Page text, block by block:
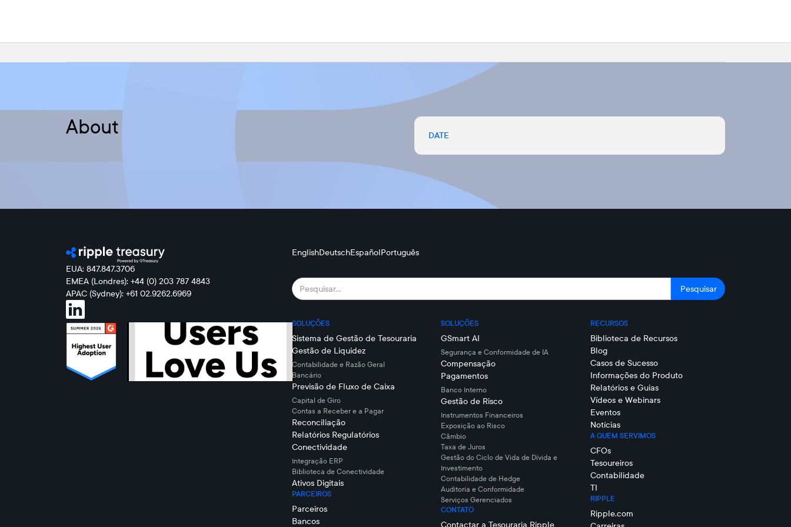
About DATE
EUA: 847.847.3706
EMEA (Londres): +44 (0) 203 787 4843
APAC (Sydney): +61 02.9262.6969
EnglishDeutschEspañolPortuguês
SOLUÇÕES
Sistema de Gestão de Tesouraria
Gestão de Liquidez
Contabilidade e Razão Geral
Bancário
Previsão de Fluxo de Caixa
Capital de Giro
Contas a Receber e a Pagar
Reconciliação
Relatórios Regulatórios
Conectividade
Integração ERP
Biblioteca de Conectividade
Ativos Digitais
PARCEIROS
Parceiros
Bancos
SOLUÇÕES
GSmart AI
Segurança e Conformidade de IA
Compensação
Pagamentos
Banco Interno
Gestão de Risco
Instrumentos Financeiros
Exposição ao Risco
Câmbio
Taxa de Juros
Gestão do Ciclo de Vida de Dívida e
Investimento
Contabilidade de Hedge
Auditoria e Conformidade
Serviços Gerenciados
CONTATO
Contactar a Tesouraria Ripple
RECURSOS
Biblioteca de Recursos
Blog
Casos de Sucesso
Informações do Produto
Relatórios e Guias
Vídeos e Webinars
Eventos
Notícias
A QUEM SERVIMOS
CFOs
Tesoureiros
Contabilidade
TI
RIPPLE
Ripple.com